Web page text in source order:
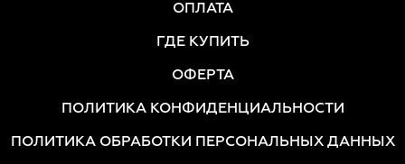
ОПЛАТА
ГДЕ КУПИТЬ
ОФЕРТА
ПОЛИТИКА КОНФИДЕНЦИАЛЬНОСТИ
ПОЛИТИКА ОБРАБОТКИ ПЕРСОНАЛЬНЫХ ДАННЫХ